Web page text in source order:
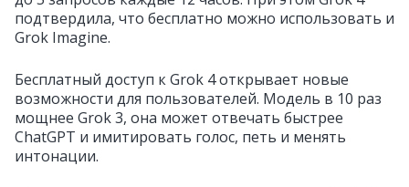
подтвердила, что бесплатно можно использовать и
Grok Imagine.
Бесплатный доступ к Grok 4 открывает новые
возможности для пользователей. Модель в 10 раз
мощнее Grok 3, она может отвечать быстрее
ChatGPT и имитировать голос, петь и менять
интонации.